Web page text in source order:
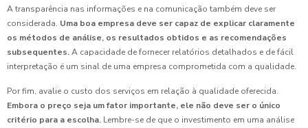
A transparência nas informações e na comunicação também deve ser
considerada. Uma boa empresa deve ser capaz de explicar claramente
os métodos de análise, os resultados obtidos e as recomendações
subsequentes.A capacidade de fornecer relatórios detalhados e de fácil
interpretação é um sinal de uma empresa comprometida com a qualidade.
Por fim, avalie o custo dos serviços em relação à qualidade oferecida.
Embora o preço seja um fator importante, ele não deve ser o único
critério para a escolha. Lembre-se de que o investimento em uma análise